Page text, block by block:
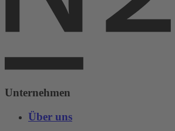
Unternehmen
Über uns